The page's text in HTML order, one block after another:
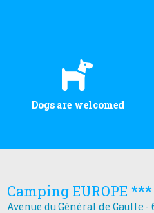
Dogs are welcomed
Camping EUROPE ***
Avenue du Général de Gaulle